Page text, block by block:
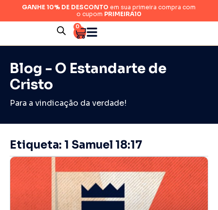
GANHE 10% DE DESCONTO em sua primeira compra com
o cupom PRIMEIRA10
0
Blog - O Estandarte de
Cristo
Para a vindicação da verdade!
Etiqueta: 1 Samuel 18:17